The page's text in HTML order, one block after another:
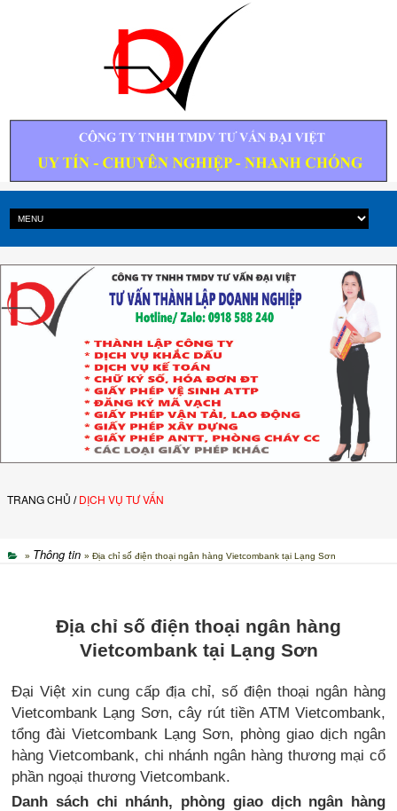
TRANG CHỦ / DỊCH VỤ TƯ VẤN
» Thông tin » Địa chỉ số điện thoại ngân hàng Vietcombank tại Lạng Sơn
Địa chỉ số điện thoại ngân hàng
Vietcombank tại Lạng Sơn
Đại Việt xin cung cấp địa chỉ, số điện thoại ngân hàng
Vietcombank Lạng Sơn, cây rút tiền ATM Vietcombank,
tổng đài Vietcombank Lạng Sơn, phòng giao dịch ngân
hàng Vietcombank, chi nhánh ngân hàng thương mại cổ
phần ngoại thương Vietcombank.
Danh sách chi nhánh, phòng giao dịch ngân hàng